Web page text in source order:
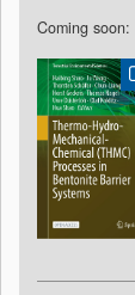
Coming soon: